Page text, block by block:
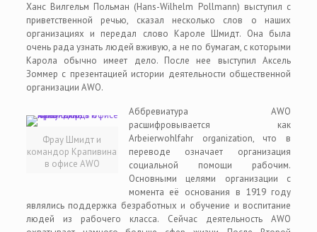
Ханс Вилгельм Польман (Hans-Wilhelm Pollmann) выступил с
приветственной речью, сказал несколько слов о наших
организациях и передал слово Кароле Шмидт. Она была
очень рада узнать людей вживую, а не по бумагам, с которыми
Карола обычно имеет дело. После нее выступил Аксель
Зоммер с презентацией истории деятельности общественной
организации AWO.
Фрау Шмидт и
командор Крапивина
в офисе AWO
Аббревиатура AWO
расшифровывается как
Arbeierwohlfahr organization, что в
переводе означает организация
социальной помощи рабочим.
Основными целями организации с
момента её основания в 1919 году
являлись поддержка безработных и обучение и воспитание
людей из рабочего класса. Сейчас деятельность AWO